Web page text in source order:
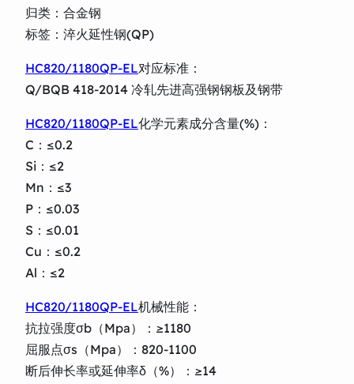
归类：合金钢
标签：淬火延性钢(QP)
HC820/1180QP-EL对应标准：
Q/BQB 418-2014 冷轧先进高强钢钢板及钢带
HC820/1180QP-EL化学元素成分含量(%)：
C：≤0.2
Si：≤2
Mn：≤3
P：≤0.03
S：≤0.01
Cu：≤0.2
Al：≤2
HC820/1180QP-EL机械性能：
抗拉强度σb（Mpa）：≥1180
屈服点σs（Mpa）：820-1100
断后伸长率或延伸率δ（%）：≥14